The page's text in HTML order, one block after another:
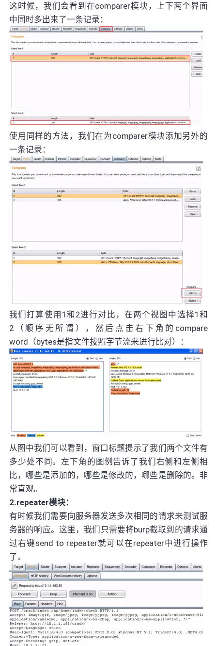
这时候，我们会看到在comparer模块，上下两个界面
中同时多出来了一条记录：
使用同样的方法，我们在为comparer模块添加另外的
一条记录：
我们打算使用1和2进行对比，在两个视图中选择1和
2（顺序无所谓），然后点击右下角的compare
word（bytes是指文件按照字节流来进行比对）：
从图中我们可以看到，窗口标题提示了我们两个文件有
多少处不同。左下角的图例告诉了我们右侧和左侧相
比，哪些是添加的，哪些是修改的，哪些是删除的。非
常直观。
2.repeater模块：
有时候我们需要向服务器发送多次相同的请求来测试服
务器的响应。这里，我们只需要将burp截取到的请求通
过右键send to repeater就可以在repeater中进行操作
了。